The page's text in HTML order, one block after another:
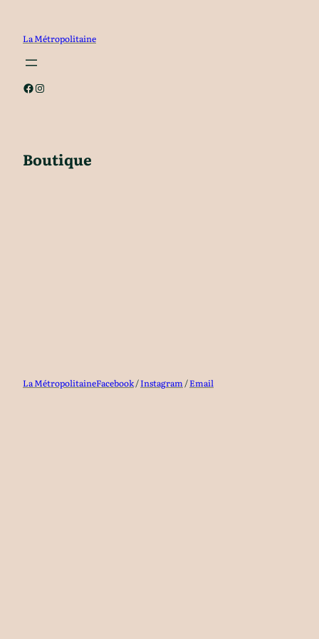
contenu
La Métropolitaine
Facebook Instagram
Boutique
La MétropolitaineFacebook/Instagram/Email